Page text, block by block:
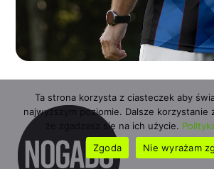
Ta strona korzysta z ciasteczek aby
najwyższym poziomie. Dalsze korzystanie
że zgadzasz się na ich użycie.
Zgoda
Nie wyrażam